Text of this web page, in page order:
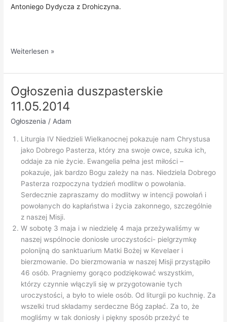
Antoniego Dydycza z Drohiczyna.
Kevelaer
Weiterlesen »
Ogłoszenia duszpasterskie
11.05.2014
Ogłoszenia / Adam
Liturgia IV Niedzieli Wielkanocnej pokazuje nam Chrystusa
jako Dobrego Pasterza, który zna swoje owce, szuka ich,
oddaje za nie życie. Ewangelia pełna jest miłości –
pokazuje, jak bardzo Bogu zależy na nas. Niedziela Dobrego
Pasterza rozpoczyna tydzień modlitw o powołania.
Serdecznie zapraszamy do modlitwy w intencji powołań i
powołanych do kapłaństwa i życia zakonnego, szczególnie
z naszej Misji.
W sobotę 3 maja i w niedzielę 4 maja przeżywaliśmy w
naszej wspólnocie doniosłe uroczystości- pielgrzymkę
polonijną do sanktuarium Matki Bożej w Kevelaer i
bierzmowanie. Do bierzmowania w naszej Misji przystąpiło
46 osób. Pragniemy gorąco podziękować wszystkim,
którzy czynnie włączyli się w przygotowanie tych
uroczystości, a było to wiele osób. Od liturgii po kuchnię. Za
wszelki trud składamy serdeczne Bóg zapłać. Za to, że
mogliśmy w tak doniosły i piękny sposób przeżyć te